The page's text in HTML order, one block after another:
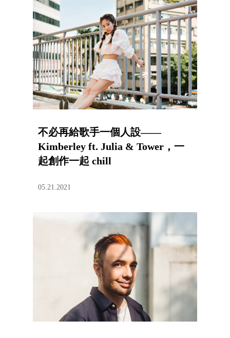
不必再給歌手一個人設——
Kimberley ft. Julia & Tower，一
起創作一起 chill
05.21.2021